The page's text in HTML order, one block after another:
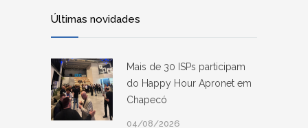
Últimas novidades
Mais de 30 ISPs participam
do Happy Hour Apronet em
Chapecó
04/08/2026